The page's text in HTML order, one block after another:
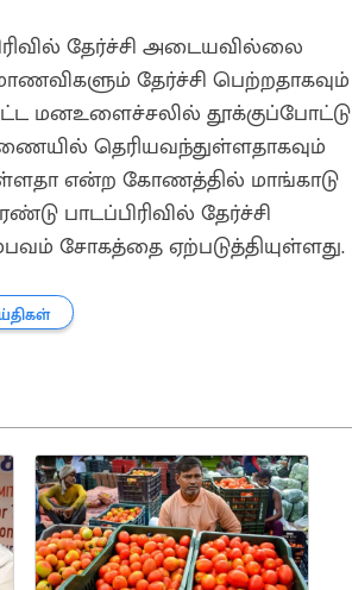
தேர்ச்சி அடையவில்லை
தேர்ச்சி பெற்றதாகவும்
மனஉளைச்சலில் தூக்குப்போட்டு
தெரியவந்துள்ளதாகவும்
என்ற கோணத்தில் மாங்காடு
பாடப்பிரிவில் தேர்ச்சி
சோகத்தை ஏற்படுத்தியுள்ளது.